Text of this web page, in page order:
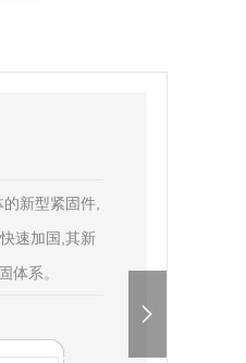
新型紧固件,
速加国,其新
体系。